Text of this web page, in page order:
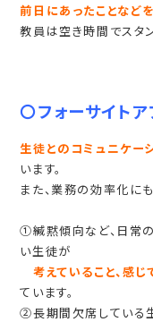
前日にあったことなど
教員は空き時間でスタ
〇フォーサイト
生徒とのコミュニケー
います。
また、業務の効率化に
①緘黙傾向など、日常
い生徒が
考えていること、感
ています。
②長期間欠席している